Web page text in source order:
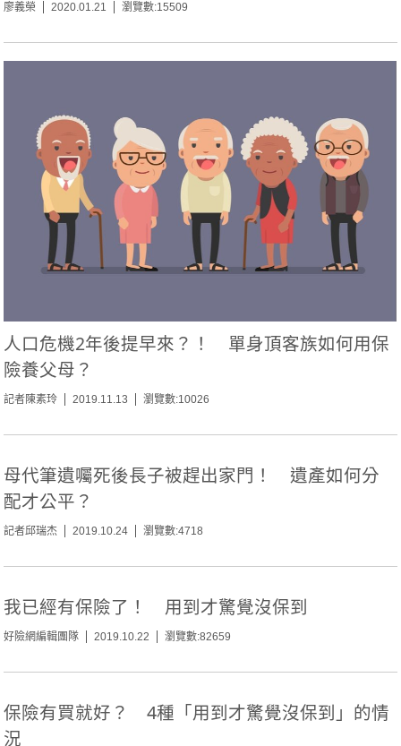
廖義榮 2020.01.21 瀏覽數:15509
人口危機2年後提早來？！ 單身頂客族如何用保
險養父母？
記者陳素玲 2019.11.13 瀏覽數:10026
母代筆遺囑死後長子被趕出家門！ 遺產如何分
配才公平？
記者邱瑞杰 2019.10.24 瀏覽數:4718
我已經有保險了！ 用到才驚覺沒保到
好險網編輯團隊 2019.10.22 瀏覽數:82659
保險有買就好？ 4種「用到才驚覺沒保到」的情
況